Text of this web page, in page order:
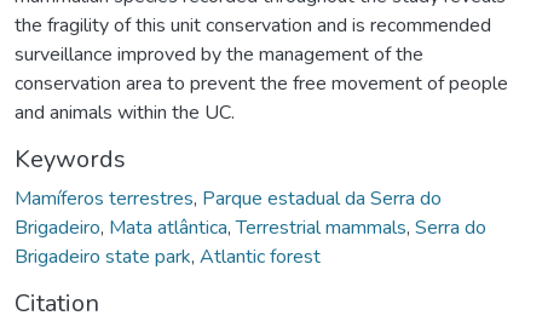
the fragility of this unit conservation and is recommended
surveillance improved by the management of the
conservation area to prevent the free movement of people
and animals within the UC.
Keywords
Mamíferos terrestres, Parque estadual da Serra do
Brigadeiro, Mata atlântica,Terrestrial mammals, Serra do
Brigadeiro state park, Atlantic forest
Citation